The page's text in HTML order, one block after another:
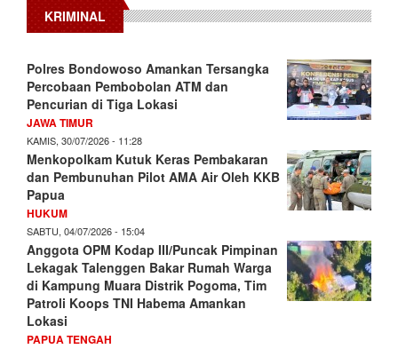
KRIMINAL
Polres Bondowoso Amankan Tersangka
Percobaan Pembobolan ATM dan
Pencurian di Tiga Lokasi
JAWA TIMUR
KAMIS, 30/07/2026 - 11:28
Menkopolkam Kutuk Keras Pembakaran
dan Pembunuhan Pilot AMA Air Oleh KKB
Papua
HUKUM
SABTU, 04/07/2026 - 15:04
Anggota OPM Kodap III/Puncak Pimpinan
Lekagak Talenggen Bakar Rumah Warga
di Kampung Muara Distrik Pogoma, Tim
Patroli Koops TNI Habema Amankan
Lokasi
PAPUA TENGAH